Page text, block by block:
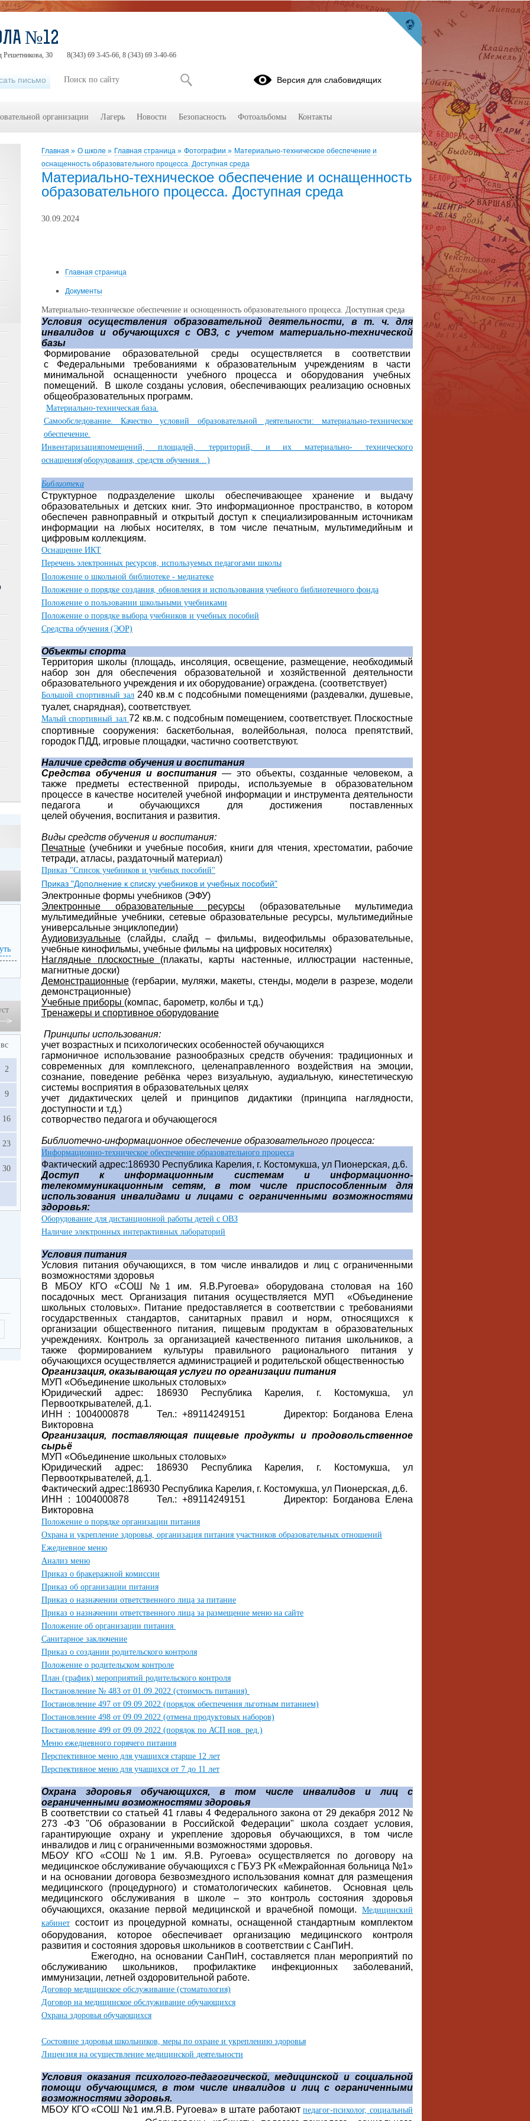
Главная » О школе » Главная страница » Фотографии » Материально-техническое обеспечение и
оснащенность образовательного процесса. Доступная среда
Материально-техническое обеспечение и оснащенность
образовательного процесса. Доступная среда
30.09.2024
Главная страница
Документы
Материально-техническое обеспечение и оснощенность образовательного процесса. Доступная среда
Условия осуществления образовательной деятельности, в т. ч. для
инвалидов и обучающихся с ОВЗ, с учетом материально-технической
базы
Формирование образовательной среды осуществляется в соответствии
с Федеральными требованиями к образовательным учреждениям в части
минимальной оснащенности учебного процесса и оборудования учебных
помещений. В школе созданы условия, обеспечивающих реализацию основных
общеобразовательных программ.
Материально-техническая база.
Самообследование. Качество условий образовательной деятельности: материально-техническое
обеспечение.
Инвентаризацияпомещений, площадей, территорий, и их материально- технического
оснащения(оборудования, средств обучения…)
Библиотека
Структурное подразделение школы обеспечивающее хранение и выдачу
образовательных и детских книг. Это информационное пространство, в котором
обеспечен равноправный и открытый доступ к специализированным источникам
информации на любых носителях, в том числе печатным, мультимедийным и
цифровым коллекциям.
Оснащение ИКТ
Перечень электронных ресурсов, используемых педагогами школы
Положение о школьной библиотеке - медиатеке
Положение о порядке создания, обновления и использования учебного библиотечного фонда
Положение о пользовании школьными учебниками
Положение о порядке выбора учебников и учебных пособий
Средства обучения (ЭОР)
Объекты спорта
Территория школы (площадь, инсоляция, освещение, размещение, необходимый
набор зон для обеспечения образовательной и хозяйственной деятельности
образовательного учреждения и их оборудование) ограждена. (соответствует)
Большой спортивный зал 240 кв.м с подсобными помещениями (раздевалки, душевые,
туалет, снарядная), соответствует.
Малый спортивный зал 72 кв.м. с подсобным помещением, соответствует. Плоскостные
спортивные сооружения: баскетбольная, волейбольная, полоса препятствий,
городок ПДД, игровые площадки, частично соответствуют.
Наличие средств обучения и воспитания
Средства обучения и воспитания — это объекты, созданные человеком, а
также предметы естественной природы, используемые в образовательном
процессе в качестве носителей учебной информации и инструмента деятельности
педагога и обучающихся для достижения поставленных
целей обучения, воспитания и развития.
Виды средств обучения и воспитания:
Печатные (учебники и учебные пособия, книги для чтения, хрестоматии, рабочие
тетради, атласы, раздаточный материал)
Приказ "Список учебников и учебных пособий"
Приказ "Дополнение к списку учебников и учебных пособий"
Электронные формы учебников (ЭФУ)
Электронные образовательные ресурсы (образовательные мультимедиа
мультимедийные учебники, сетевые образовательные ресурсы, мультимедийные
универсальные энциклопедии)
Аудиовизуальные (слайды, слайд – фильмы, видеофильмы образовательные,
учебные кинофильмы, учебные фильмы на цифровых носителях)
Наглядные плоскостные (плакаты, карты настенные, иллюстрации настенные,
магнитные доски)
Демонстрационные (гербарии, муляжи, макеты, стенды, модели в разрезе, модели
демонстрационные)
Учебные приборы (компас, барометр, колбы и т.д.)
Тренажеры и спортивное оборудование
Принципы использования:
учет возрастных и психологических особенностей обучающихся
гармоничное использование разнообразных средств обучения: традиционных и
современных для комплексного, целенаправленного воздействия на эмоции,
сознание, поведение ребёнка через визуальную, аудиальную, кинестетическую
системы восприятия в образовательных целях
учет дидактических целей и принципов дидактики (принципа наглядности,
доступности и т.д.)
сотворчество педагога и обучающегося
Библиотечно-информационное обеспечение образовательного процесса:
Информационно-техническое обеспечение образовательного процесса
Фактический адрес:186930 Республика Карелия, г. Костомукша, ул Пионерская, д.6.
Доступ к информационным системам и информационно-
телекоммуникационным сетям, в том числе приспособленным для
использования инвалидами и лицами с ограниченными возможностями
здоровья:
Оборудование для дистанционной работы детей с ОВЗ
Наличие электронных интерактивных лабораторий
Условия питания
Условия питания обучающихся, в том числе инвалидов и лиц с ограниченными
возможностями здоровья
В МБОУ КГО «СОШ №1 им. Я.В.Ругоева» оборудована столовая на 160
посадочных мест. Организация питания осуществляется МУП «Объединение
школьных столовых». Питание предоставляется в соответствии с требованиями
государственных стандартов, санитарных правил и норм, относящихся к
организации общественного питания, пищевым продуктам в образовательных
учреждениях. Контроль за организацией качественного питания школьников, а
также формированием культуры правильного рационального питания у
обучающихся осуществляется администрацией и родительской общественностью
Организация, оказывающая услуги по организации питания
МУП «Объединение школьных столовых»
Юридический адрес: 186930 Республика Карелия, г. Костомукша, ул
Первооткрывателей, д.1.
ИНН : 1004000878 Тел.: +89114249151 Директор: Богданова Елена
Викторовна
Организация, поставляющая пищевые продукты и продовольственное
сырьё
МУП «Объединение школьных столовых»
Юридический адрес: 186930 Республика Карелия, г. Костомукша, ул
Первооткрывателей, д.1.
Фактический адрес:186930 Республика Карелия, г. Костомукша, ул Пионерская, д.6.
ИНН : 1004000878 Тел.: +89114249151 Директор: Богданова Елена
Викторовна
Положение о порядке организации питания
Охрана и укрепление здоровья, организация питания участников образовательных отношений
Ежедневное меню
Анализ меню
Приказ о бракеражной комиссии
Приказ об организации питания
Приказ о назначении ответственного лица за питание
Приказ о назначении ответственного лица за размещение меню на сайте
Положение об организации питания
Санитарное заключение
Приказ о создании родительского контроля
Положение о родительском контроле
План (график) мероприятий родительского контроля
Постановление № 483 от 01.09.2022 (стоимость питания)
Постановление 497 от 09.09.2022 (порядок обеспечения льготным питанием)
Постановление 498 от 09.09.2022 (отмена продуктовых наборов)
Постановление 499 от 09.09.2022 (порядок по АСП нов. ред.)
Меню ежедневного горячего питания
Перспективное меню для учащихся старше 12 лет
Перспективное меню для учащихся от 7 до 11 лет
Охрана здоровья обучающихся, в том числе инвалидов и лиц с
ограниченными возможностями здоровья
В соответствии со статьей 41 главы 4 Федерального закона от 29 декабря 2012 №
273 -ФЗ "Об образовании в Российской Федерации" школа создает условия,
гарантирующие охрану и укрепление здоровья обучающихся, в том числе
инвалидов и лиц с ограниченными возможностями здоровья.
МБОУ КГО «СОШ №1 им. Я.В. Ругоева» осуществляется по договору на
медицинское обслуживание обучающихся с ГБУЗ РК «Межрайонная больница №1»
и на основании договора безвозмездного использования комнат для размещения
медицинского (процедурного) и стоматологических кабинетов. Основная цель
медицинского обслуживания в школе – это контроль состояния здоровья
обучающихся, оказание первой медицинской и врачебной помощи. Медицинский
кабинет состоит из процедурной комнаты, оснащенной стандартным комплектом
оборудования, которое обеспечивает организацию медицинского контроля
развития и состояния здоровья школьников в соответствии с СанПиН.
Ежегодно, на основании СанПиН, составляется план мероприятий по
обслуживанию школьников, профилактике инфекционных заболеваний,
иммунизации, летней оздоровительной работе.
Договор медицинское обслуживание (стоматология)
Договор на медицинское обслуживание обучающихся
Охрана здоровья обучающихся
Состояние здоровья школьников, меры по охране и укреплению здоровья
Лицензия на осуществление медицинской деятельности
Условия оказания психолого-педагогической, медицинской и социальной
помощи обучающимся, в том числе инвалидов и лиц с ограниченными
возможностями здоровья.
МБОУ КГО «СОШ №1 им.Я.В. Ругоева» в штате работаютпедагог-психолог, социальный
вс
2
9
16
23
30
№12
Решетникова, 30 8(343) 69 3-45-66, 8 (343) 69 3-40-66
письмо Версия для слабовидящих
организации Лагерь Новости Безопасность Фотоальбомы Контакты